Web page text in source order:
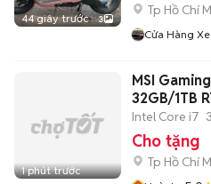
44 giây trước 3
Tp Hồ Chí
Cửa Hàng
1 phút trước
MSI
32GB/1TB
Intel Core i7
Cho tặng
Tp Hồ Chí